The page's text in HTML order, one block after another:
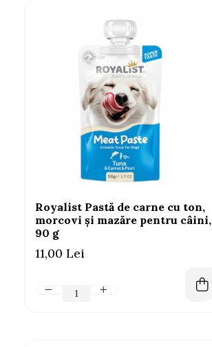
Royalist Pastă de carne cu ton,
morcovi și mazăre pentru câini,
90 g
11,00 Lei